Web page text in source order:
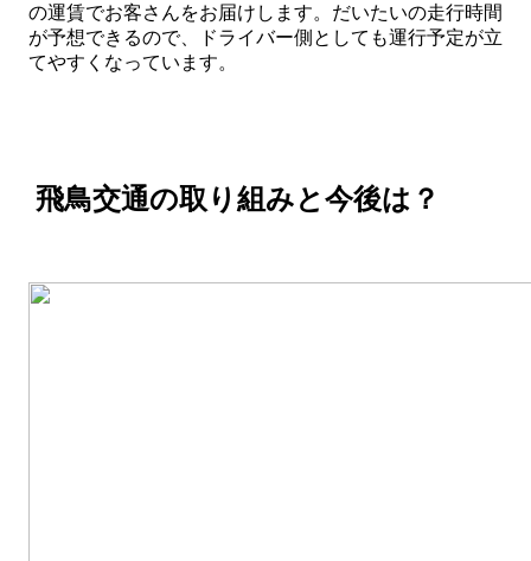
の運賃でお客さんをお届けします。だいたいの走行時間
が予想できるので、ドライバー側としても運行予定が立
てやすくなっています。
飛鳥交通の取り組みと今後は？